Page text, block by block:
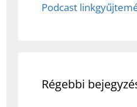
Podcast
Régebbi